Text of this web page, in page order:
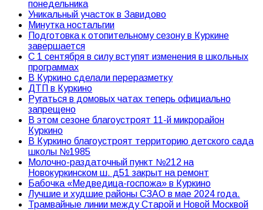
понедельника
Уникальный участок в Завидово
Минутка ностальгии
Подготовка к отопительному сезону в Куркине
завершается
С 1 сентября в силу вступят изменения в школьных
программах
В Куркино сделали переразметку
ДТП в Куркино
Ругаться в домовых чатах теперь официально
запрещено
В этом сезоне благоустроят 11-й микрорайон
Куркино
В Куркино благоустроят территорию детского сада
школы №1985
Молочно-раздаточный пункт №212 на
Новокуркинском ш. д51 закрыт на ремонт
Бабочка «Медведица-госпожа» в Куркино
Лучшие и худшие районы СЗАО в мае 2024 года.
Трамвайные линии между Старой и Новой Москвой